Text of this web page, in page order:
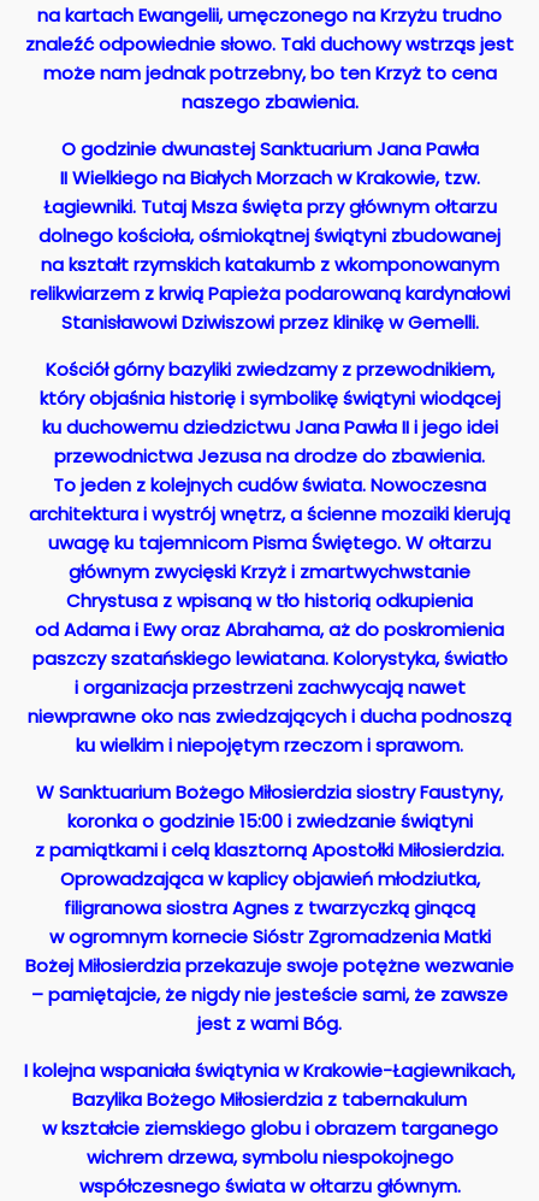
na kartach Ewangelii, umęczonego na Krzyżu trudno
znaleźć odpowiednie słowo. Taki duchowy wstrząs jest
może nam jednak potrzebny, bo ten Krzyż to cena
naszego zbawienia.
O godzinie dwunastej Sanktuarium Jana Pawła
II Wielkiego na Białych Morzach w Krakowie, tzw.
Łagiewniki. Tutaj Msza święta przy głównym ołtarzu
dolnego kościoła, ośmiokątnej świątyni zbudowanej
na kształt rzymskich katakumb z wkomponowanym
relikwiarzem z krwią Papieża podarowaną kardynałowi
Stanisławowi Dziwiszowi przez klinikę w Gemelli.
Kościół górny bazyliki zwiedzamy z przewodnikiem,
który objaśnia historię i symbolikę świątyni wiodącej
ku duchowemu dziedzictwu Jana Pawła II i jego idei
przewodnictwa Jezusa na drodze do zbawienia.
To jeden z kolejnych cudów świata. Nowoczesna
architektura i wystrój wnętrz, a ścienne mozaiki kierują
uwagę ku tajemnicom Pisma Świętego. W ołtarzu
głównym zwycięski Krzyż i zmartwychwstanie
Chrystusa z wpisaną w tło historią odkupienia
od Adama i Ewy oraz Abrahama, aż do poskromienia
paszczy szatańskiego lewiatana. Kolorystyka, światło
i organizacja przestrzeni zachwycają nawet
niewprawne oko nas zwiedzających i ducha podnoszą
ku wielkim i niepojętym rzeczom i sprawom.
W Sanktuarium Bożego Miłosierdzia siostry Faustyny,
koronka o godzinie 15:00 i zwiedzanie świątyni
z pamiątkami i celą klasztorną Apostołki Miłosierdzia.
Oprowadzająca w kaplicy objawień młodziutka,
filigranowa siostra Agnes z twarzyczką ginącą
w ogromnym kornecie Sióstr Zgromadzenia Matki
Bożej Miłosierdzia przekazuje swoje potężne wezwanie
– pamiętajcie, że nigdy nie jesteście sami, że zawsze
jest z wami Bóg.
I kolejna wspaniała świątynia w Krakowie-Łagiewnikach,
Bazylika Bożego Miłosierdzia z tabernakulum
w kształcie ziemskiego globu i obrazem targanego
wichrem drzewa, symbolu niespokojnego
współczesnego świata w ołtarzu głównym.